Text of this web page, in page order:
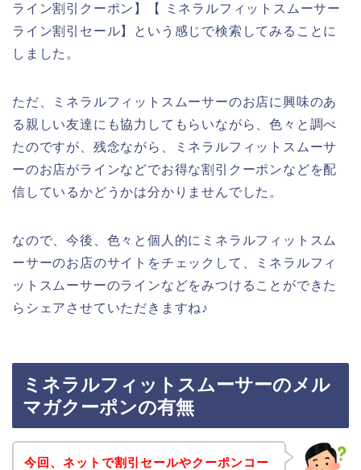
ライン割引クーポン】【 ミネラルフィットスムーサー
ライン割引セール】という感じで検索してみることに
しました。
ただ、ミネラルフィットスムーサーのお店に興味のあ
る親しい友達にも協力してもらいながら、色々と調べ
たのですが、残念ながら、ミネラルフィットスムーサ
ーのお店がラインなどでお得な割引クーポンなどを配
信しているかどうかは分かりませんでした。
なので、今後、色々と個人的にミネラルフィットスム
ーサーのお店のサイトをチェックして、ミネラルフィ
ットスムーサーのラインなどをみつけることができた
らシェアさせていただきますね♪
ミネラルフィットスムーサーのメル
マガクーポンの有無
今回、ネットで割引セールやクーポンコー